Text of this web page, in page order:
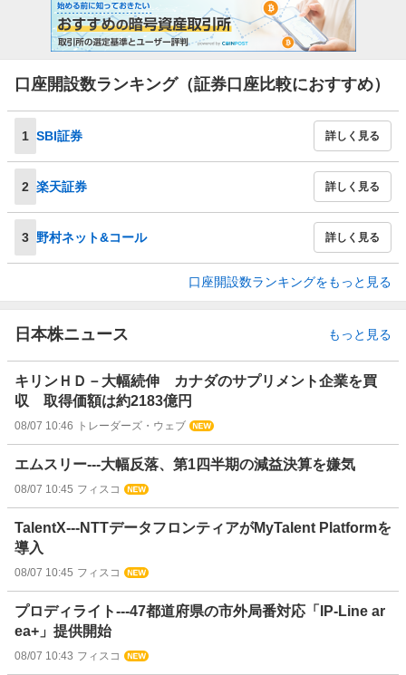
口座開設数ランキング（証券口座比較におすすめ）
1 SBI証券 詳しく見る
2 楽天証券 詳しく見る
3 野村ネット&コール 詳しく見る
口座開設数ランキングをもっと見る
日本株ニュース もっと見る
キリンＨＤ－大幅続伸 カナダのサプリメント企業を買
収 取得価額は約2183億円
08/07 10:46 トレーダーズ・ウェブ
エムスリー---大幅反落、第1四半期の減益決算を嫌気
08/07 10:45 フィスコ
TalentX---NTTデータフロンティアがMyTalent Platformを
導入
08/07 10:45 フィスコ
プロディライト---47都道府県の市外局番対応「IP-Line ar
ea+」提供開始
08/07 10:43 フィスコ